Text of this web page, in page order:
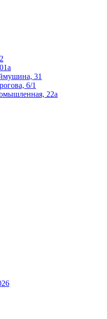
31
6/1
22а